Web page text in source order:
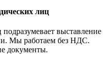
лиц
выставление
Мы работаем без НДС.
документы.